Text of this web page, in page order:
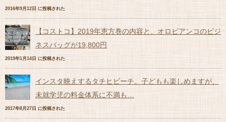
2016年9月12日 に投稿された
【コストコ】2019年恵方巻の内容と、オロビアンコのビジ
ネスバッグが19,800円
2019年1月14日 に投稿された
インスタ映えするタチヒビーチ。子どもも楽しめますが、
未就学児の料金体系に不満も…
2017年8月27日 に投稿された